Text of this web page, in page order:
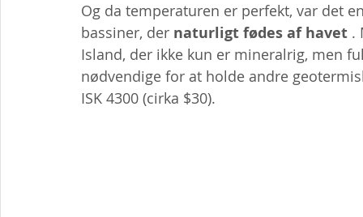
Og da temperaturen er perfekt, var det
bassiner, der naturligt fødes af havet .
Island, der ikke kun er mineralrig, men
nødvendige for at holde andre
ISK 4300 (cirka $30).